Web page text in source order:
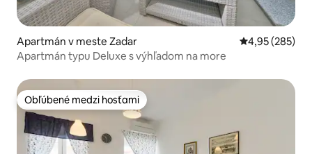
Apartmán v meste Zadar Priemerné
4,95 (285)
Apartmán typu Deluxe s výhľadom na more
Obľúbené medzi hosťami
Obľúbené medzi hosťami